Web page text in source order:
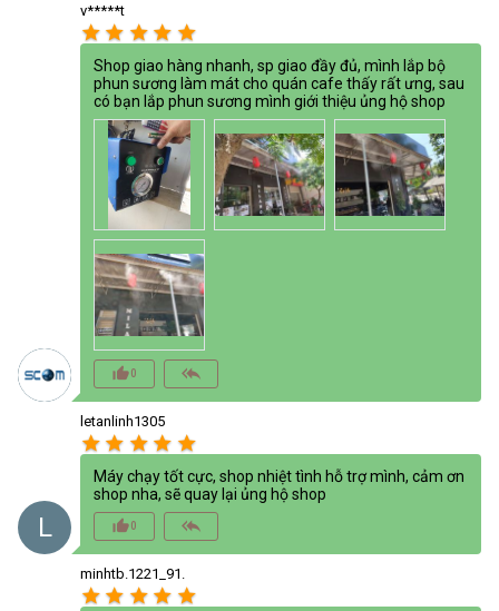
v*****t
star star star star star
Shop giao hàng nhanh, sp giao đầy đủ, mình lắp bộ
phun sương làm mát cho quán cafe thấy rất ưng, sau
có bạn lắp phun sương mình giới thiệu ủng hộ shop
thumb_up_alt0 reply_all
L
letanlinh1305
star star star star star
Máy chạy tốt cực, shop nhiệt tình hỗ trợ mình, cảm ơn
shop nha, sẽ quay lại ủng hộ shop
thumb_up_alt0 reply_all
minhtb.1221_91.
star star star star star